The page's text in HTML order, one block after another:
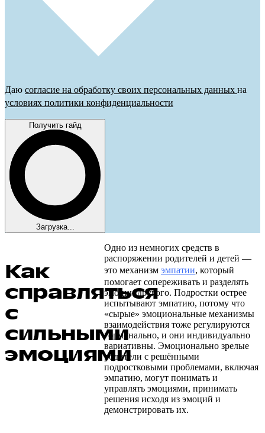
Даю согласие на обработку своих персональных данных на
условиях политики конфиденциальности
Получить гайд
Загрузка...
Как
справляться
с
сильными
эмоциями
Одно из немногих средств в
распоряжении родителей и детей —
это механизм эмпатии, который
помогает сопереживать и разделять
эмоции другого. Подростки острее
испытывают эмпатию, потому что
«сырые» эмоциональные механизмы
взаимодействия тоже регулируются
гормонально, и они индивидуально
вариативны. Эмоционально зрелые
родители с решёнными
подростковыми проблемами, включая
эмпатию, могут понимать и
управлять эмоциями, принимать
решения исходя из эмоций и
демонстрировать их.